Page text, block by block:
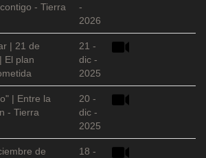
- Tierra
-
2026
| 21 de
El plan
21 -
dic -
2025
| Entre la
- Tierra
20 -
dic -
2025
de
18 -